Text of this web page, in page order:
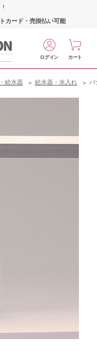
カード・売掛払い可能
ログイン カート
給水器 給水器・水入れ バ